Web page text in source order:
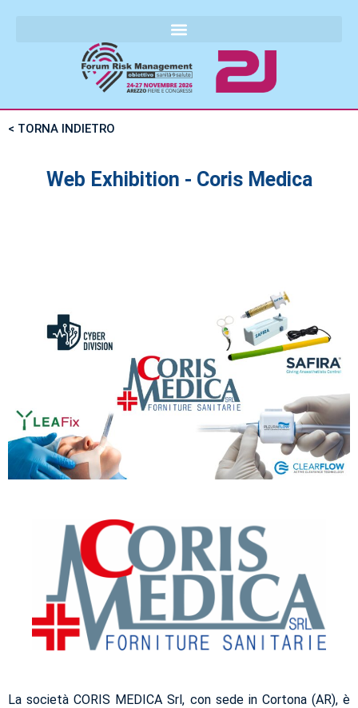
< TORNA INDIETRO
Web Exhibition - Coris Medica
La società CORIS MEDICA Srl, con sede in Cortona (AR), è